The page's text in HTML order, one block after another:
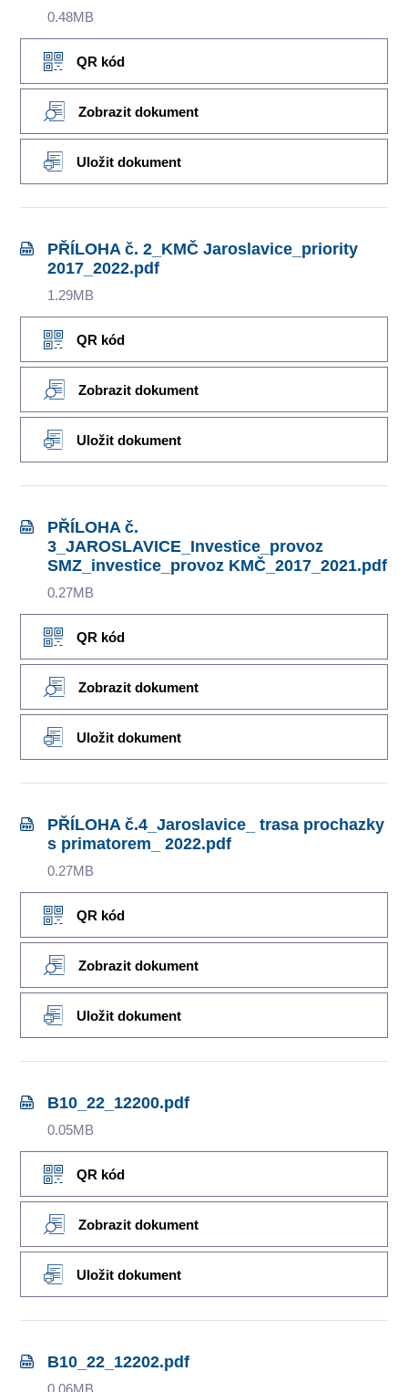
0.48MB
QR kód
Zobrazit dokument
Uložit dokument
PŘÍLOHA č. 2_KMČ Jaroslavice_priority
2017_2022.pdf
1.29MB
QR kód
Zobrazit dokument
Uložit dokument
PŘÍLOHA č.
3_JAROSLAVICE_Investice_provoz
SMZ_investice_provoz KMČ_2017_2021.pdf
0.27MB
QR kód
Zobrazit dokument
Uložit dokument
PŘÍLOHA č.4_Jaroslavice_ trasa prochazky
s primatorem_ 2022.pdf
0.27MB
QR kód
Zobrazit dokument
Uložit dokument
B10_22_12200.pdf
0.05MB
QR kód
Zobrazit dokument
Uložit dokument
B10_22_12202.pdf
0.06MB